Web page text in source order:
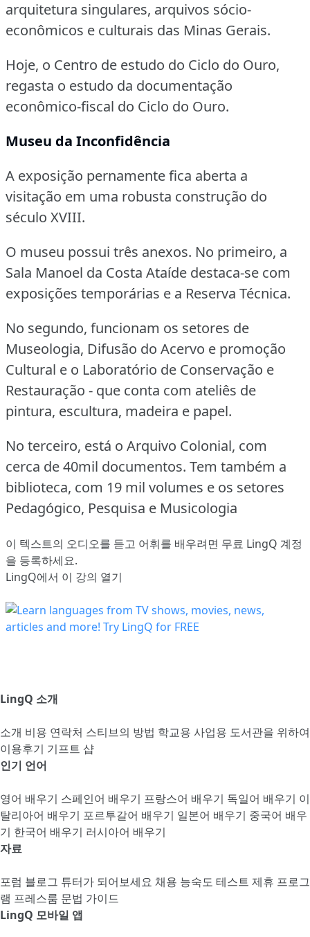
arquitetura singulares, arquivos sócio-
econômicos e culturais das Minas Gerais.
Hoje, o Centro de estudo do Ciclo do Ouro,
regasta o estudo da documentação
econômico-fiscal do Ciclo do Ouro.
Museu da Inconfidência
A exposição pernamente fica aberta a
visitação em uma robusta construção do
século XVIII.
O museu possui três anexos. No primeiro, a
Sala Manoel da Costa Ataíde destaca-se com
exposições temporárias e a Reserva Técnica.
No segundo, funcionam os setores de
Museologia, Difusão do Acervo e promoção
Cultural e o Laboratório de Conservação e
Restauração - que conta com ateliês de
pintura, escultura, madeira e papel.
No terceiro, está o Arquivo Colonial, com
cerca de 40mil documentos. Tem também a
biblioteca, com 19 mil volumes e os setores
Pedagógico, Pesquisa e Musicologia
이 텍스트의 오디오를 듣고 어휘를 배우려면 무료 LingQ 계정
을 등록하세요.
LingQ에서 이 강의 열기
LingQ 소개
소개 비용 연락처 스티브의 방법 학교용 사업용 도서관을 위하여
이용후기 기프트 샵
인기 언어
영어 배우기 스페인어 배우기 프랑스어 배우기 독일어 배우기 이
탈리아어 배우기 포르투갈어 배우기 일본어 배우기 중국어 배우
기 한국어 배우기 러시아어 배우기
자료
포럼 블로그 튜터가 되어보세요 채용 능숙도 테스트 제휴 프로그
램 프레스룸 문법 가이드
LingQ 모바일 앱